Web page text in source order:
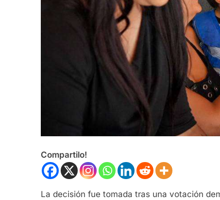
Compartilo!
La decisión fue tomada tras una votación